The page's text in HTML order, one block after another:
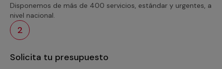
Disponemos de más de 400 servicios, estándar y urgentes, a
nivel nacional.
2
Solicita tu presupuesto